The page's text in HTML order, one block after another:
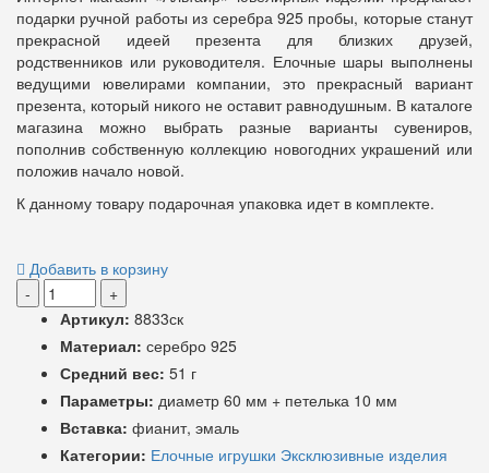
подарки ручной работы из серебра 925 пробы, которые станут
прекрасной идеей презента для близких друзей,
родственников или руководителя. Елочные шары выполнены
ведущими ювелирами компании, это прекрасный вариант
презента, который никого не оставит равнодушным. В каталоге
магазина можно выбрать разные варианты сувениров,
пополнив собственную коллекцию новогодних украшений или
положив начало новой.
К данному товару подарочная упаковка идет в комплекте.
Добавить в корзину
-
+
Артикул: 8833ск
Материал: серебро 925
Средний вес: 51 г
Параметры: диаметр 60 мм + петелька 10 мм
Вставка: фианит, эмаль
Категории: Елочные игрушки Эксклюзивные изделия